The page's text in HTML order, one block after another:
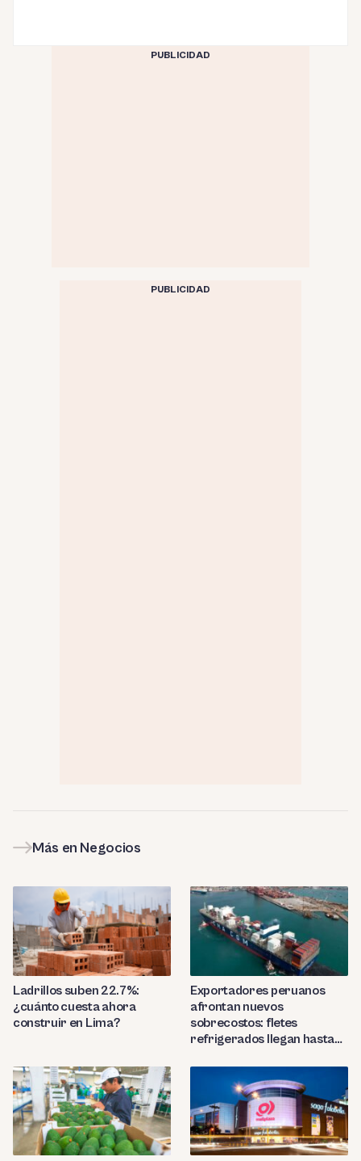
PUBLICIDAD
PUBLICIDAD
Más en Negocios
Ladrillos suben 22.7%:
¿cuánto cuesta ahora
construir en Lima?
Exportadores peruanos
afrontan nuevos
sobrecostos: fletes
refrigerados llegan hasta